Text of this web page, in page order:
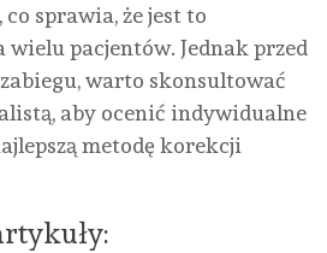
co sprawia, że jest to
pacjentów. Jednak przed
warto skonsultować
aby ocenić indywidualne
metodę korekcji